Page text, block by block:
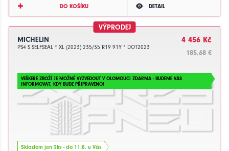
DO KOŠÍKU DETAIL
VÝPRODEJ
MICHELIN
PS4 S SELFSEAL * XL (2023) 235/35 R19 91Y * DOT2023
4 456 Kč
185.68 €
VEŠKERÉ ZBOŽÍ JE MOŽNÉ VYZVEDOUT V OLOMOUCI ZDARMA - BUDEME VÁS
INFORMOVAT, KDY BUDE PŘIPRAVENO!
Skladem jen 3ks - do 11.8. u Vás